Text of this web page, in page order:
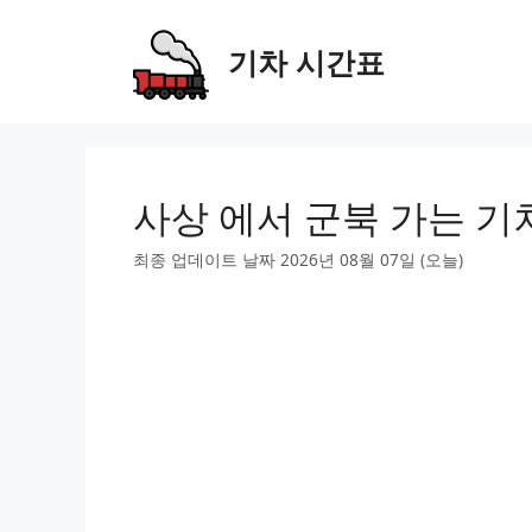
기차 시간표
사상 에서 군북 가는 기
최종 업데이트 날짜 2026년 08월 07일 (오늘)